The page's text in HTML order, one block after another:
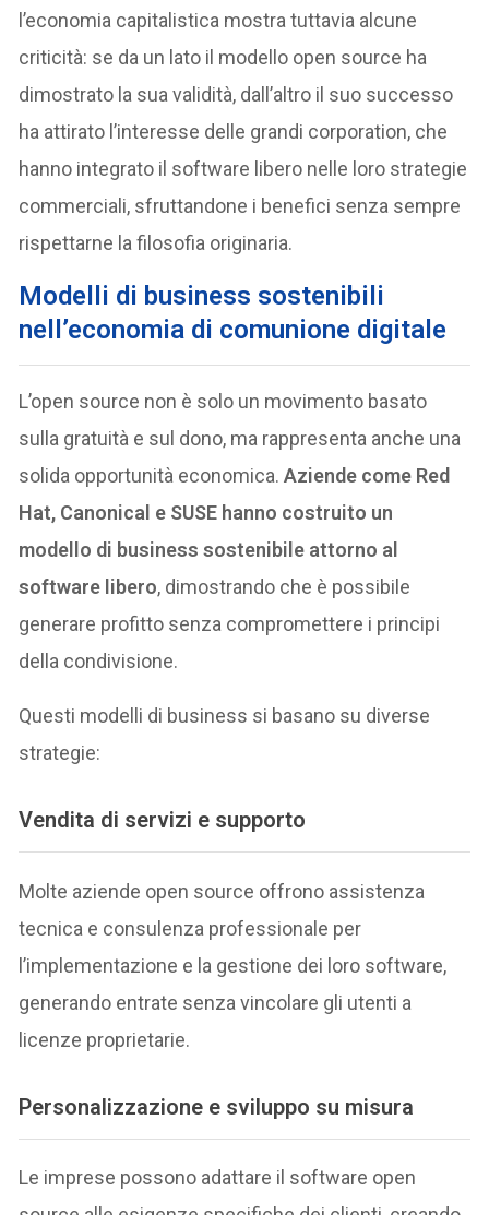
l’economia capitalistica mostra tuttavia alcune
criticità: se da un lato il modello open source ha
dimostrato la sua validità, dall’altro il suo successo
ha attirato l’interesse delle grandi corporation, che
hanno integrato il software libero nelle loro strategie
commerciali, sfruttandone i benefici senza sempre
rispettarne la filosofia originaria.
Modelli di business sostenibili
nell’economia di comunione digitale
L’open source non è solo un movimento basato
sulla gratuità e sul dono, ma rappresenta anche una
solida opportunità economica.Aziende come Red
Hat, Canonical e SUSE hanno costruito un
modello di business sostenibile attorno al
software libero, dimostrando che è possibile
generare profitto senza compromettere i principi
della condivisione.
Questi modelli di business si basano su diverse
strategie:
Vendita di servizi e supporto
Molte aziende open source offrono assistenza
tecnica e consulenza professionale per
l’implementazione e la gestione dei loro software,
generando entrate senza vincolare gli utenti a
licenze proprietarie.
Personalizzazione e sviluppo su misura
Le imprese possono adattare il software open